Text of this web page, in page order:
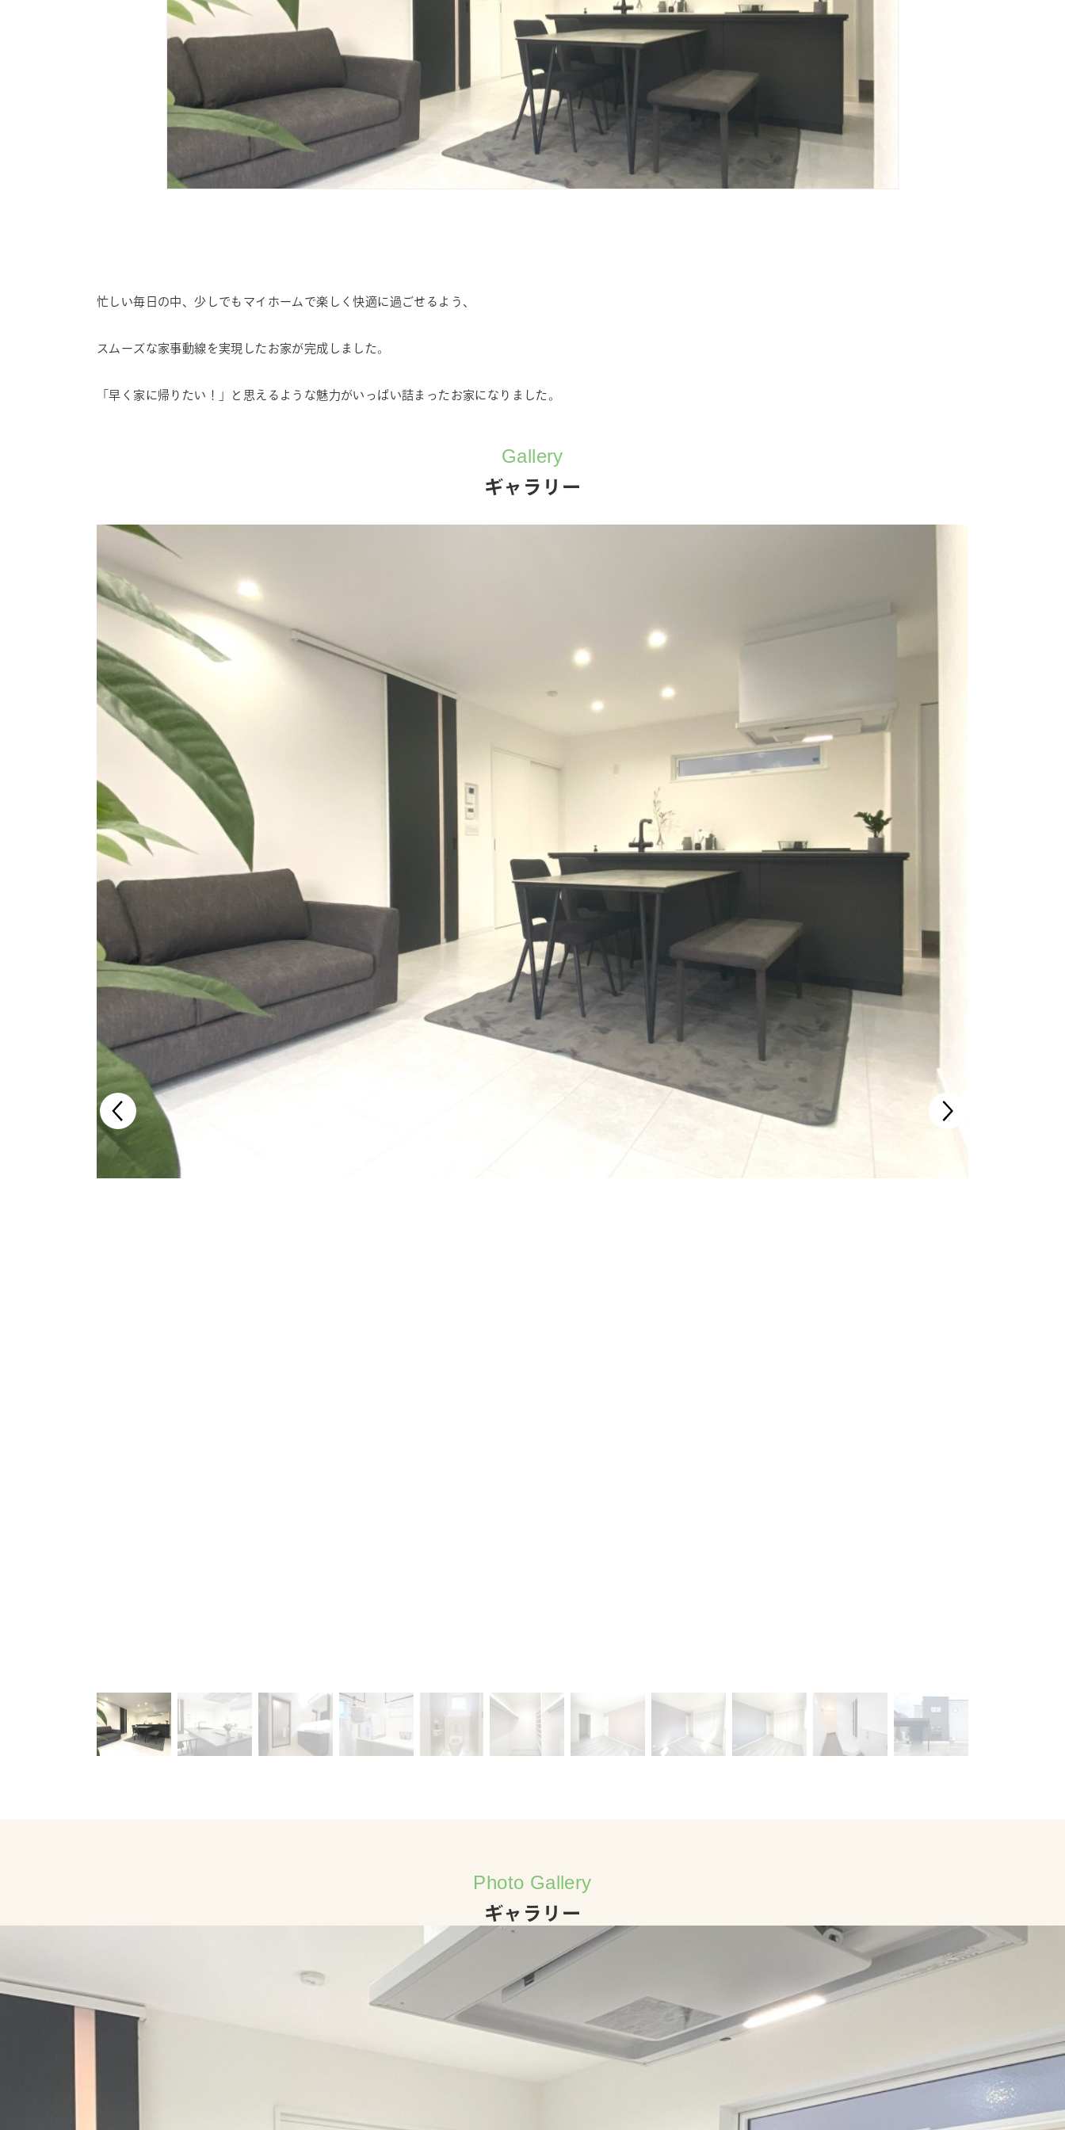
忙しい毎日の中、少しでもマイホームで楽しく快適に過ごせるよう、
スムーズな家事動線を実現したお家が完成しました。
「早く家に帰りたい！」と思えるような魅力がいっぱい詰まったお家になりました。
Gallery
ギャラリー
Photo Gallery
ギャラリー